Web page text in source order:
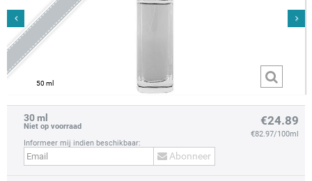
50 ml
30 ml
Niet op voorraad
Informeer mij indien beschikbaar:
Abonneer
€24.89
€82.97/100ml